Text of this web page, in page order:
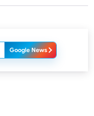
Google News